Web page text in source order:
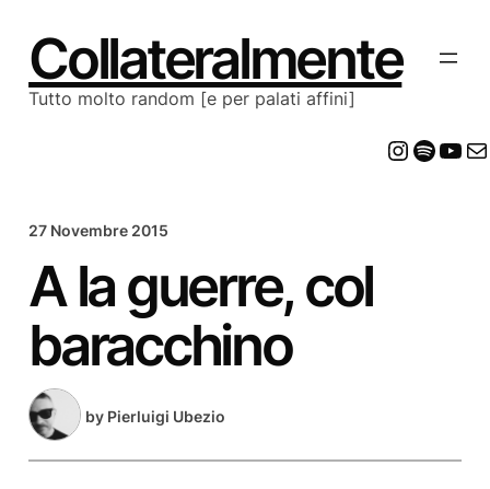
contenuto
Collateralmente
Tutto molto random [e per palati affini]
27 Novembre 2015
A la guerre, col
baracchino
by Pierluigi Ubezio